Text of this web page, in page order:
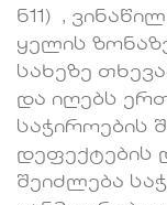
ნ11) ,
ყელის
სახეზე
და იღებს
საჭიროების
დეფექტების
შეიძლება